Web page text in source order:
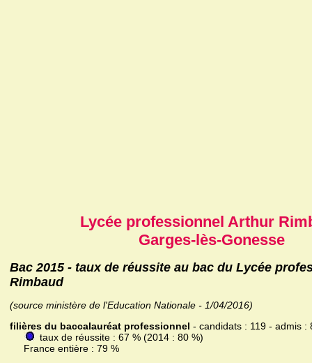
Lycée professionnel Arthur
Garges-lès-Gonesse
Bac 2015 - taux de réussite au bac du Lycée
Rimbaud
(source ministère de l'Education Nationale - 1/04/2016)
filières du baccalauréat professionnel - candidats : 119 - admis :
taux de réussite : 67 % (2014 : 80 %)
France entière : 79 %